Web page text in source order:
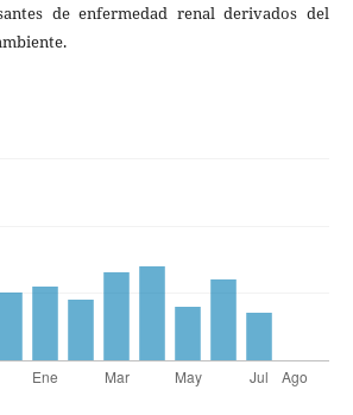
de enfermedad renal derivados del